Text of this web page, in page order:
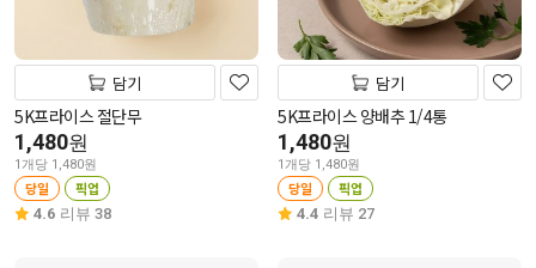
담기
5K프라이스 절단무
1,480원
1개당 1,480원
당일 픽업
4.6 리뷰 38
담기
5K프라이스 양배추 1/4통
1,480원
1개당 1,480원
당일 픽업
4.4 리뷰 27